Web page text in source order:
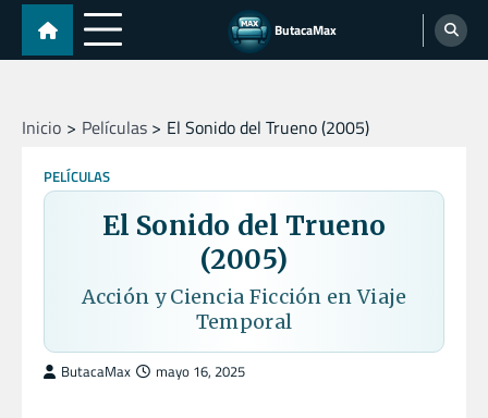
Skip
content
ButacaMax
Inicio Películas El Sonido del Trueno (2005)
PELÍCULAS
El Sonido del Trueno
(2005)
Acción y Ciencia Ficción en Viaje
Temporal
ButacaMax mayo 16, 2025